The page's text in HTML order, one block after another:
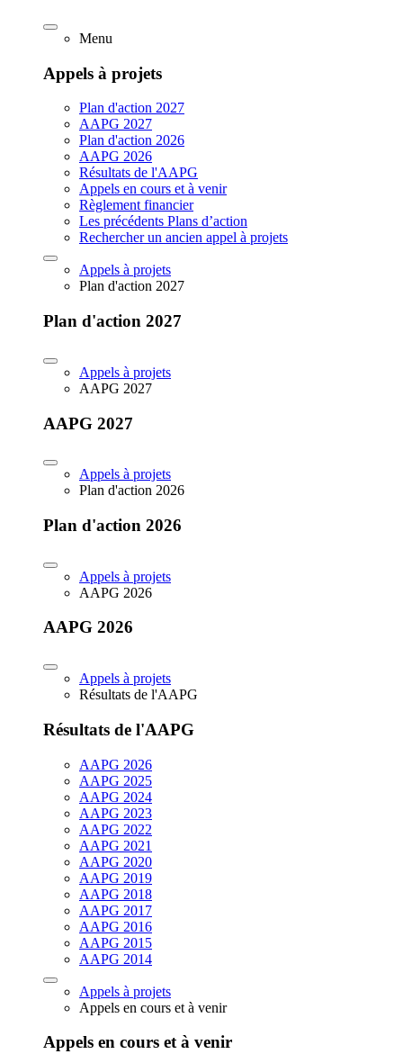
Menu
Appels à projets
Plan d'action 2027
AAPG 2027
Plan d'action 2026
AAPG 2026
Résultats de l'AAPG
Appels en cours et à venir
Règlement financier
Les précédents Plans d’action
Rechercher un ancien appel à projets
Appels à projets
Plan d'action 2027
Plan d'action 2027
Appels à projets
AAPG 2027
AAPG 2027
Appels à projets
Plan d'action 2026
Plan d'action 2026
Appels à projets
AAPG 2026
AAPG 2026
Appels à projets
Résultats de l'AAPG
Résultats de l'AAPG
AAPG 2026
AAPG 2025
AAPG 2024
AAPG 2023
AAPG 2022
AAPG 2021
AAPG 2020
AAPG 2019
AAPG 2018
AAPG 2017
AAPG 2016
AAPG 2015
AAPG 2014
Appels à projets
Appels en cours et à venir
Appels en cours et à venir